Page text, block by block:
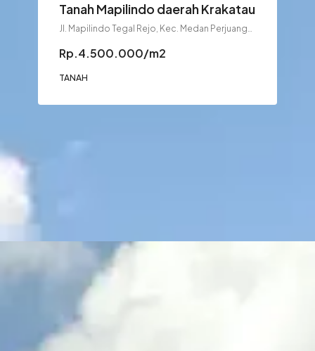
Tanah Mapilindo daerah Krakatau
Jl. Mapilindo Tegal Rejo, Kec. Medan Perjuangan, Kota Medan, Sumatera Utara 20236
Rp.4.500.000/m2
TANAH